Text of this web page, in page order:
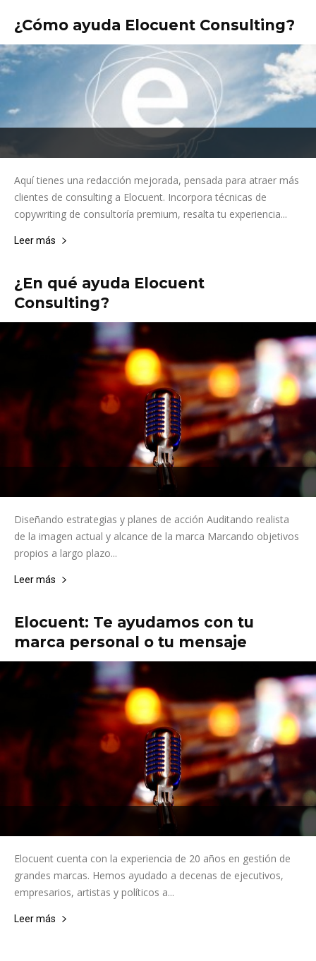
¿Cómo ayuda Elocuent Consulting?
Aquí tienes una redacción mejorada, pensada para atraer más
clientes de consulting a Elocuent. Incorpora técnicas de
copywriting de consultoría premium, resalta tu experiencia...
Leer más
¿En qué ayuda Elocuent
Consulting?
Diseñando estrategias y planes de acción Auditando realista
de la imagen actual y alcance de la marca Marcando objetivos
propios a largo plazo...
Leer más
Elocuent: Te ayudamos con tu
marca personal o tu mensaje
Elocuent cuenta con la experiencia de 20 años en gestión de
grandes marcas. Hemos ayudado a decenas de ejecutivos,
empresarios, artistas y políticos a...
Leer más